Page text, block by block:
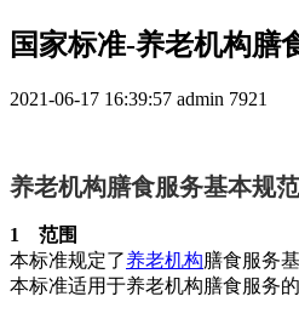
国家标准-养老机构膳
2021-06-17 16:39:57 admin 7921
养老机构膳食服务基本规范
1 范围
本标准规定了养老机构膳食服务
本标准适用于养老机构膳食服务的